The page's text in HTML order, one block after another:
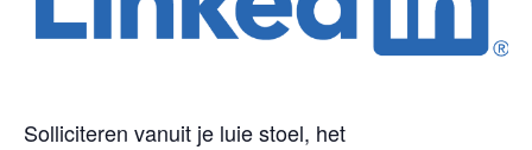
Solliciteren vanuit je luie stoel, het